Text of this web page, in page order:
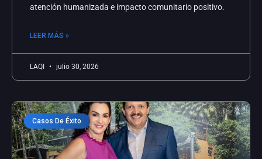
atención humanizada e impacto comunitario positivo.
LEER MÁS »
LAQI julio 30, 2026
Casos De Éxito